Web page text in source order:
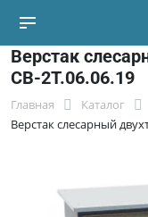
Верстак
СВ-2Т.06.06.19
Главная Каталог
Верстак слесарный